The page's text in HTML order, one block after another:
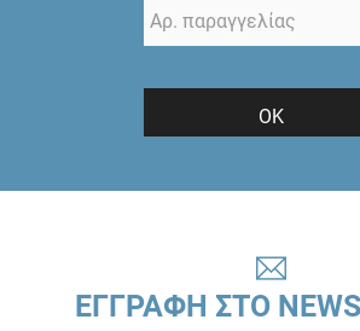
ΟΚ
ΕΓΓΡΑΦΗ ΣΤΟ